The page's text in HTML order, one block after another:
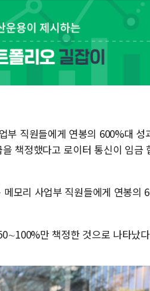
부 직원들에게 연봉의 600%대 성
책정했다고 로이터 통신이 임금
모리 사업부 직원들에게 연봉의
만 책정한 것으로 나타났